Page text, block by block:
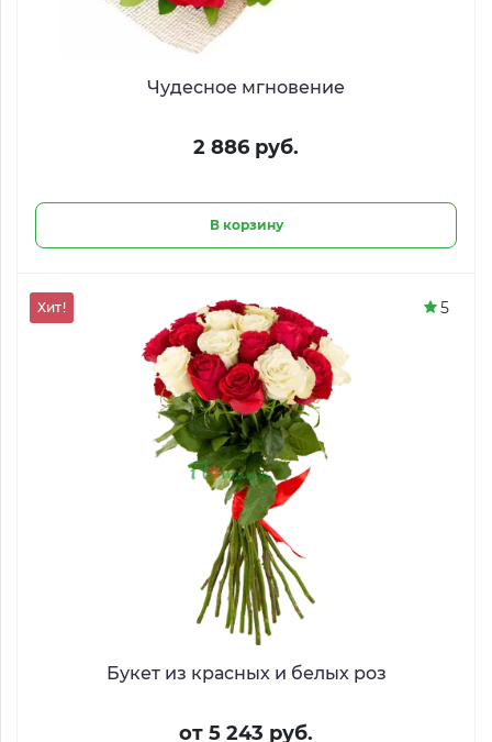
Чудесное мгновение
2 886 руб.
В корзину
Букет из красных и белых роз
от 5 243 руб.
Хит! 5